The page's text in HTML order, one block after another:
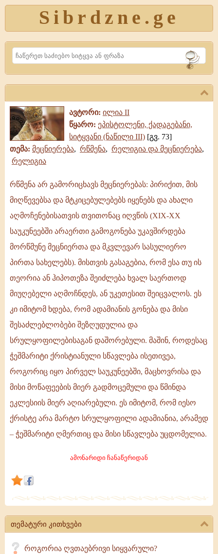
Sibrdzne.ge
Search
ავტორი: ილია II
წყარო: ეპისტოლენი, ქადაგებანი,
სიტყვანი (ნაწილი III) [გვ. 73]
თემა: მეცნიერება, რწმენა, რელიგია და მეცნიერება,
რელიგია
რწმენა
არ
გამორიცხავს
მეცნიერებას:
პირიქით,
მის
მიღწევებსა
და
მტკიცებულებებს
იყენებს
და
ახალი
რწმენა არ გამორიცხავს მეცნიერებას: პირიქით, მის
მიღწევებსა და მტკიცებულებებს იყენებს და ახალი
აღმოჩენებისათვის თვითონაც იღვწის (XIX-XX
საუკუნეებში არაერთი გამოგონება უკავშირდება
მორწმუნე მეცნიერთა და მკვლევარ სასულიერო
პირთა სახელებს). მისთვის გასაგებია, რომ ესა თუ ის
თეორია ან ჰიპოთეზა შეიძლება ხვალ საერთოდ
მიუღებელი აღმოჩნდეს, ან უკეთესით შეიცვალოს. ეს
კი იმიტომ ხდება, რომ ადამიანის გონება და მისი
შესაძლებლობები შეზღუდულია და
სრულყოფილებისაგან დაშორებული. მაშინ, როდესაც
ჭეშმარიტი ქრისტიანული სწავლება ისეთივეა,
როგორიც იყო პირველ საუკუნეებში, მაცხოვრისა და
მისი მოწაფეების მიერ გადმოცემული და წმინდა
ეკლესიის მიერ აღიარებული. ეს იმიტომ, რომ იესო
ქრისტე არა მარტო სრულყოფილი ადამიანია, არამედ
– ჭეშმარიტი ღმერთიც და მისი სწავლება უცდომელია.
ამონარიდი ჩანაწერიდან
თემატური კითხვები
როგორია ღვთაებრივი სიყვარული?